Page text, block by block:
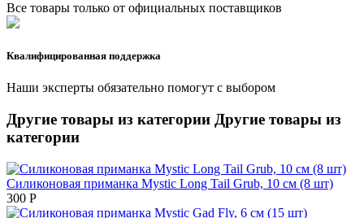
Все товары только от официальных поставщиков
Квалифицированная поддержка
Наши эксперты обязательно помогут с выбором
Другие товары из категории Другие товары из
категории
Силиконовая приманка Mystic Long Tail Grub, 10 см (8 шт)
300 Р